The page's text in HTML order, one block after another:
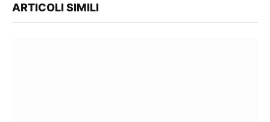
ARTICOLI SIMILI